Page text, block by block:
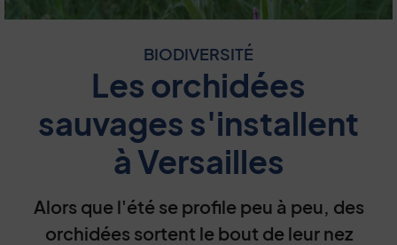
BIODIVERSITÉ
Les orchidées
sauvages s'installent
à Versailles
Alors que l'été se profile peu à peu, des
orchidées sortent le bout de leur nez